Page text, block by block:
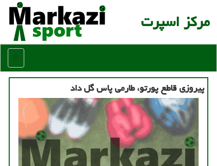
مركز اسپرت
منو
پیروزی قاطع پورتو، طارمی پاس گل داد